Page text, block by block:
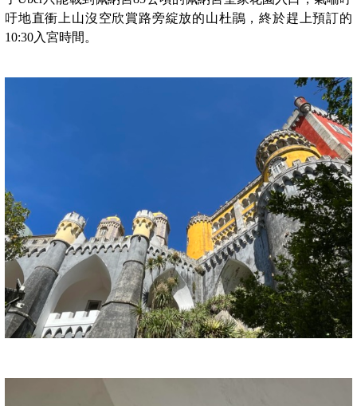
吁地直衝上山沒空欣賞路旁綻放的山杜鵑，終於趕上預訂的
10:30入宮時間。